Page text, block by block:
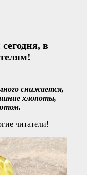
в
снижается,
хлопоты,
читатели!